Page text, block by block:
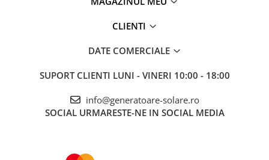
CLIENTI
DATE COMERCIALE
SUPORT CLIENTI LUNI - VINERI 10:00 - 18:00
info@generatoare-solare.ro
SOCIAL URMARESTE-NE IN SOCIAL MEDIA